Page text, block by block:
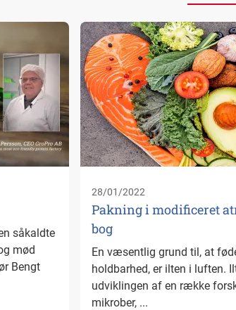
såkaldte
mød
Bengt
28/01/2022
Pakning i modificeret
bog
En væsentlig grund til, at
holdbarhed, er ilten i luften.
udviklingen af en række
mikrober, ...